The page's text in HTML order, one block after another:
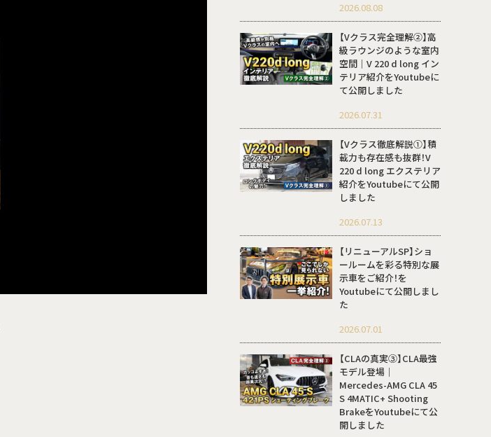
2026.08.08
【Vクラス完全理解②】高
級ラウンジのような室内
空間｜V 220 d long イン
テリア紹介をYoutubeに
て公開しました
2026.07.31
【Vクラス徹底解説①】積
載力も存在感も抜群！V
220 d long エクステリア
紹介をYoutubeにて公開
しました
2026.07.13
【リニューアルSP】ショ
ールームを彩る特別な展
示車をご紹介！を
Youtubeにて公開しまし
た
2026.07.01
【CLAの真実③】CLA最強
モデル登場｜
Mercedes-AMG CLA 45
S 4MATIC+ Shooting
BrakeをYoutubeにて公
開しました